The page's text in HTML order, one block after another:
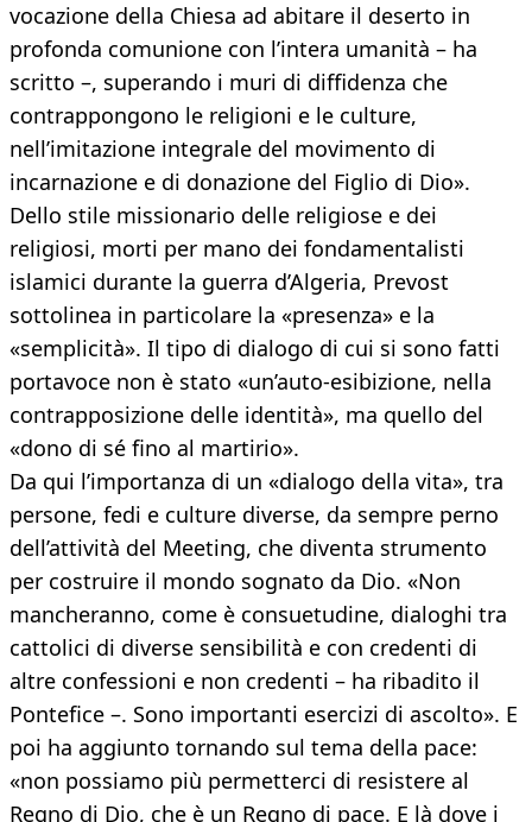
vocazione della Chiesa ad abitare il deserto in
profonda comunione con l’intera umanità – ha
scritto –, superando i muri di diffidenza che
contrappongono le religioni e le culture,
nell’imitazione integrale del movimento di
incarnazione e di donazione del Figlio di Dio».
Dello stile missionario delle religiose e dei
religiosi, morti per mano dei fondamentalisti
islamici durante la guerra d’Algeria, Prevost
sottolinea in particolare la «presenza» e la
«semplicità». Il tipo di dialogo di cui si sono fatti
portavoce non è stato «un’auto-esibizione, nella
contrapposizione delle identità», ma quello del
«dono di sé fino al martirio».
Da qui l’importanza di un «dialogo della vita», tra
persone, fedi e culture diverse, da sempre perno
dell’attività del Meeting, che diventa strumento
per costruire il mondo sognato da Dio. «Non
mancheranno, come è consuetudine, dialoghi tra
cattolici di diverse sensibilità e con credenti di
altre confessioni e non credenti – ha ribadito il
Pontefice –. Sono importanti esercizi di ascolto». E
poi ha aggiunto tornando sul tema della pace:
«non possiamo più permetterci di resistere al
Regno di Dio, che è un Regno di pace. E là dove i